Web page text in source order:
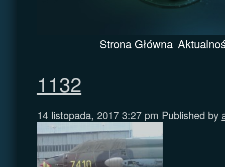
Strona Główna
1132
14 listopada, 2017 3:27 pm Published by